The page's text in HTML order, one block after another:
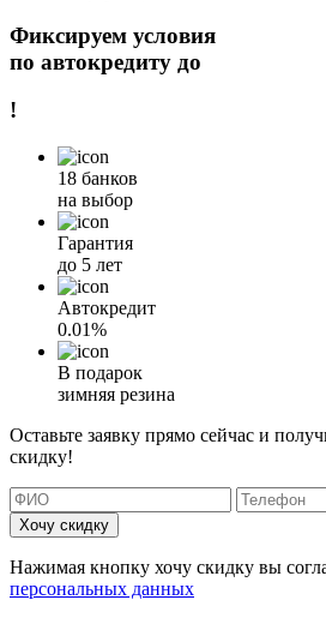
Фиксируем условия
по автокредиту до
!
18 банков
на выбор
Гарантия
до 5 лет
Автокредит
0.01%
В подарок
зимняя резина
Оставьте заявку прямо сейчас и
скидку!
Хочу скидку
Нажимая кнопку хочу скидку вы
персональных данных